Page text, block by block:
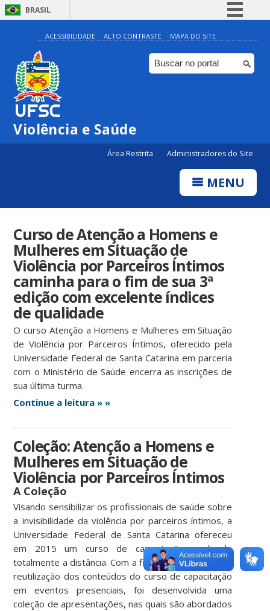
BRASIL
Simplifique!
Comunica BR
Participe
ACESSIBILIDADE ALTO CONTRASTE MAPA DO SITE
Violência e Saúde
Área Restrita Administradores do Site
MENU
Curso de Atenção a Homens e
Mulheres em Situação de
Violência por Parceiros Íntimos
caminha para o fim de sua 3ª
edição com excelente índices
de qualidade
O curso Atenção a Homens e Mulheres em Situação
de Violência por Parceiros Íntimos, oferecido pela
Universidade Federal de Santa Catarina em parceria
com o Ministério de Saúde encerra as inscrições de
sua última turma.
Continue a leitura » »
Coleção: Atenção a Homens e
Mulheres em Situação de
Violência por Parceiros Íntimos
A Coleção
Visando sensibilizar os profissionais de saúde sobre
a invisibilidade da violência por parceiros í­ntimos, a
Universidade Federal de Santa Catarina ofereceu
em 2015 um curso de capacitação, realizado
totalmente a distância. Com a finalidade de facilitar a
reutilização dos conteúdos do curso de capacitação
em eventos presenciais, foi desenvolvida uma
coleção de apresentações, nas quais são abordados